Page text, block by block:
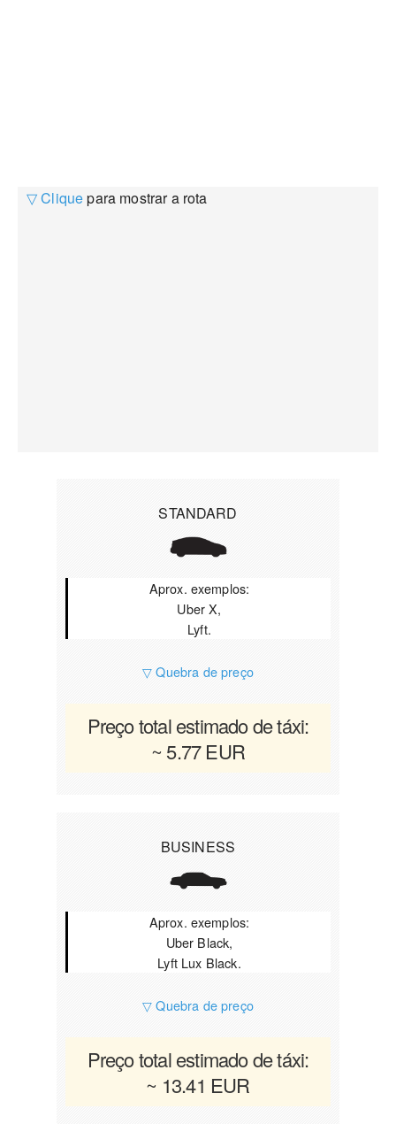
▽ Cliquepara mostrar a rota
STANDARD
Aprox. exemplos:
Uber X,
Lyft.
▽ Quebra de preço
Preço total estimado de táxi:
~ 5.77 EUR
BUSINESS
Aprox. exemplos:
Uber Black,
Lyft Lux Black.
▽ Quebra de preço
Preço total estimado de táxi:
~ 13.41 EUR